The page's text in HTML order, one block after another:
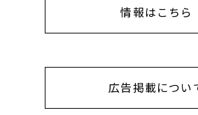
情報はこちら
広告掲載につい